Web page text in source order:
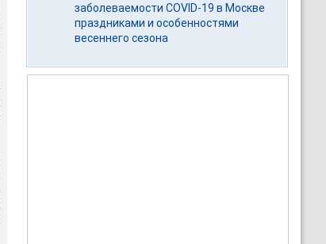
заболеваемости COVID-19 в Москве
праздниками и особенностями
весеннего сезона